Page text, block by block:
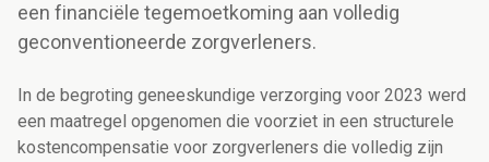
een financiële tegemoetkoming aan volledig
geconventioneerde zorgverleners.
In de begroting geneeskundige verzorging voor 2023 werd
een maatregel opgenomen die voorziet in een structurele
kostencompensatie voor zorgverleners die volledig zijn